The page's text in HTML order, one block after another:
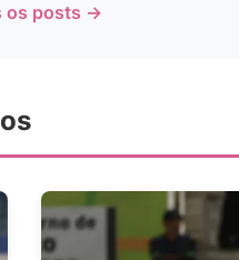
os posts →